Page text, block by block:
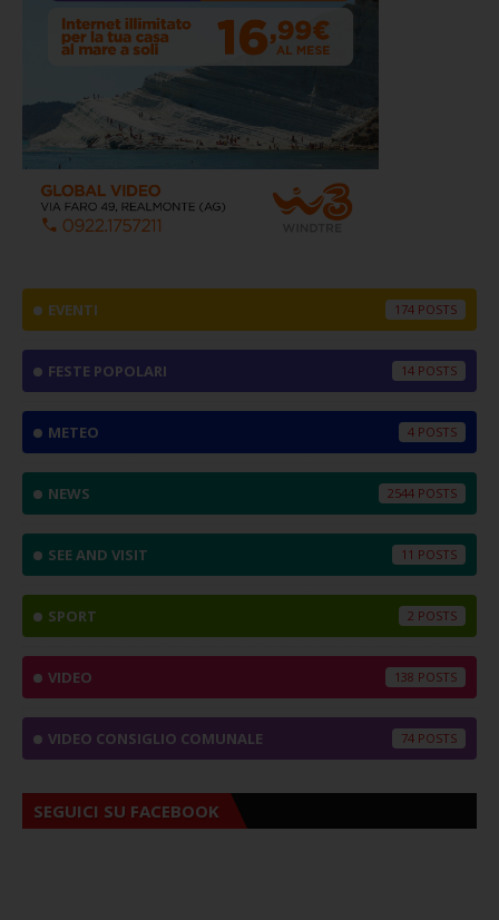
EVENTI 174
FESTE POPOLARI 14
METEO 4
NEWS 2544
SEE AND VISIT 11
SPORT 2
VIDEO 138
VIDEO CONSIGLIO COMUNALE 74
SEGUICI SU FACEBOOK